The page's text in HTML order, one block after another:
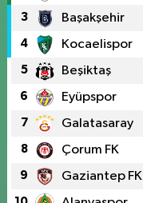
3 Başakşehir
4 Kocaelispor
5 Beşiktaş
6 Eyüpspor
7 Galatasaray
8 Çorum FK
9 Gaziantep FK